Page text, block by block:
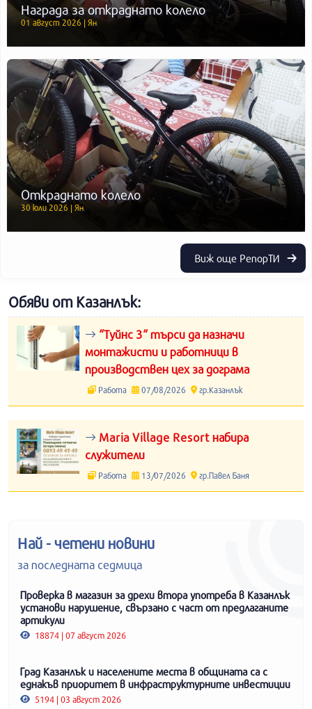
Награда за откраднато колело
01 август 2026 | Ян
Откраднато колело
30 юли 2026 | Ян
Виж още РепорТИ
Обяви от Казанлък:
“Туйнс 3“ търси да назначи
монтажисти и работници в
производствен цех за дограма
Работа 07/08/2026 гр.Казанлък
Maria Village Resort набира
служители
Работа 13/07/2026 гр.Павел Баня
Най - четени новини
за последната седмица
Проверка в магазин за дрехи втора употреба в Казанлък
установи нарушение, свързано с част от предлаганите
артикули
18874 | 07 август 2026
Град Казанлък и населените места в общината са с
еднакъв приоритет в инфраструктурните инвестиции
5194 | 03 август 2026